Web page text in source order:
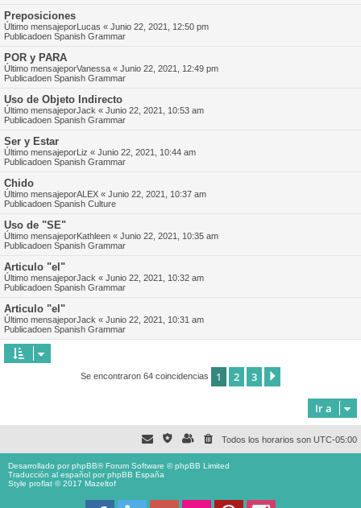
Preposiciones
Último mensajeporLucas « Junio 22, 2021, 12:50 pm
Publicadoen Spanish Grammar
POR y PARA
Último mensajeporVanessa « Junio 22, 2021, 12:49 pm
Publicadoen Spanish Grammar
Uso de Objeto Indirecto
Último mensajeporJack « Junio 22, 2021, 10:53 am
Publicadoen Spanish Grammar
Ser y Estar
Último mensajeporLiz « Junio 22, 2021, 10:44 am
Publicadoen Spanish Grammar
Chido
Último mensajeporALEX « Junio 22, 2021, 10:37 am
Publicadoen Spanish Culture
Uso de "SE"
Último mensajeporKathleen « Junio 22, 2021, 10:35 am
Publicadoen Spanish Grammar
Articulo "el"
Último mensajeporJack « Junio 22, 2021, 10:32 am
Publicadoen Spanish Grammar
Articulo "el"
Último mensajeporJack « Junio 22, 2021, 10:31 am
Publicadoen Spanish Grammar
Se encontraron 64 coincidencias 1 2 3
Ir a
Todos los horarios son UTC-05:00
Desarrollado porphpBB® Forum Software © phpBB Limited
Traducción al español porphpBB España
Style proflat © 2017 Mazeltof